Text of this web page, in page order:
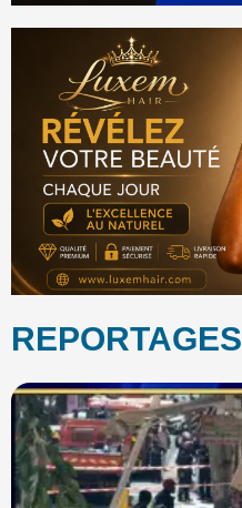
REPORTAGES